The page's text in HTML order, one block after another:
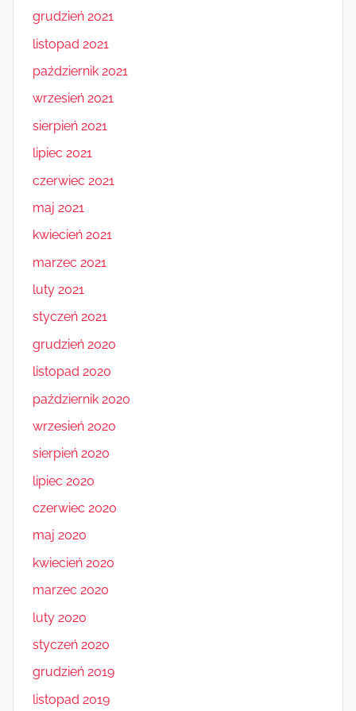
grudzień 2021
listopad 2021
październik 2021
wrzesień 2021
sierpień 2021
lipiec 2021
czerwiec 2021
maj 2021
kwiecień 2021
marzec 2021
luty 2021
styczeń 2021
grudzień 2020
listopad 2020
październik 2020
wrzesień 2020
sierpień 2020
lipiec 2020
czerwiec 2020
maj 2020
kwiecień 2020
marzec 2020
luty 2020
styczeń 2020
grudzień 2019
listopad 2019